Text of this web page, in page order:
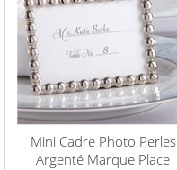
Mini Cadre Photo Perles
Argenté Marque Place